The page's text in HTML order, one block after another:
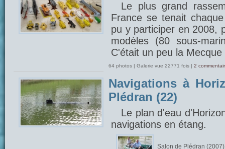
Le plus grand
France se tenait
pu y participer en 2008,
modèles (80 sous-
C'était un peu la
64 photos | Galerie vue 22771 fois | 2
Navigations à
Plédran (22)
Le plan d'eau
navigations en étang.
Salon de Plédran (2007)